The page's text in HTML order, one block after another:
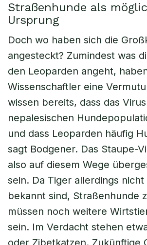
Straßenhunde als
Ursprung
Doch wo haben sich die
angesteckt? Zumindest was
den Leoparden angeht,
Wissenschaftler eine
wissen bereits, dass das
nepalesischen
und dass Leoparden häufig
sagt Bodgener. Das Staupe-
also auf diesem Wege
sein. Da Tiger allerdings
bekannt sind, Straßenhunde
müssen noch weitere
sein. Im Verdacht stehen
oder Zibetkatzen. Zukünftige